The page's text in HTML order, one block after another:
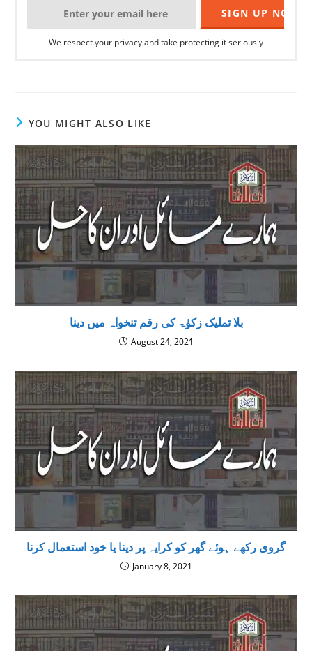
We respect your privacy and take protecting it seriously
YOU MIGHT ALSO LIKE
بلا تملیک زکوٰۃ کی رقم تنخواہ میں دینا
August 24, 2021
گروی رکھے ہوئے گھر کو کرایہ پر دینا یا خود استعمال کرنا
January 8, 2021